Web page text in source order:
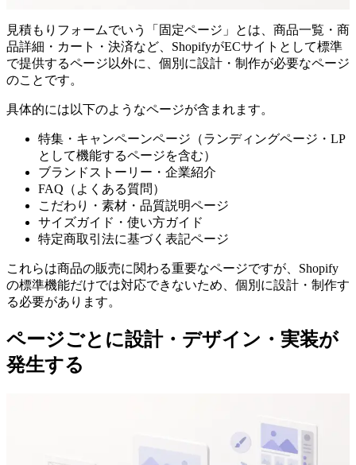
見積もりフォームでいう「固定ページ」とは、商品一覧・商
品詳細・カート・決済など、ShopifyがECサイトとして標準
で提供するページ以外に、個別に設計・制作が必要なページ
のことです。
具体的には以下のようなページが含まれます。
特集・キャンペーンページ（ランディングページ・LP
として機能するページを含む）
ブランドストーリー・企業紹介
FAQ（よくある質問）
こだわり・素材・品質説明ページ
サイズガイド・使い方ガイド
特定商取引法に基づく表記ページ
これらは商品の販売に関わる重要なページですが、Shopify
の標準機能だけでは対応できないため、個別に設計・制作す
る必要があります。
ページごとに設計・デザイン・実装が
発生する